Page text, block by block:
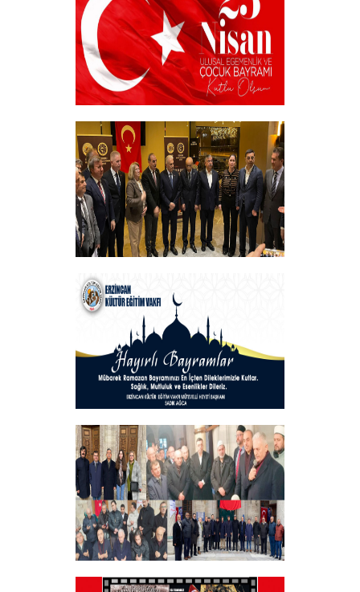
+
23 NİSAN
+
Vakfımızın Geleneksel İftar Programı
+
Hayırlı Bayramlar
+
Tüm Şehitlerimizi Anma Programı